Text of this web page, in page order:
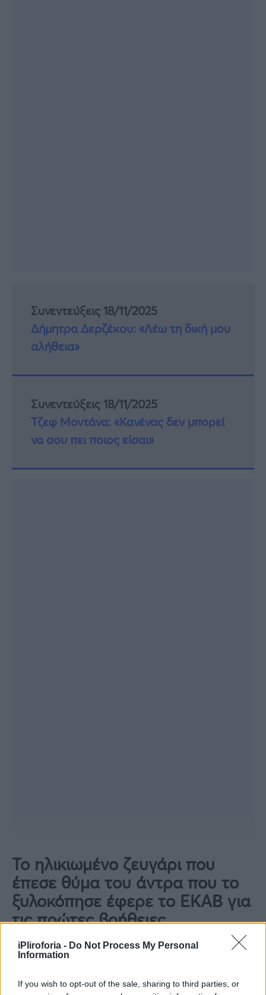
iPliroforia - Do Not Process My Personal
Information
If you wish to opt-out of the sale, sharing to third parties, or
Συνεντεύξεις 18/11/2025
Δήμητρα Δερζέκου: «Λέω τη δική μου
αλήθεια»
Συνεντεύξεις 18/11/2025
Τζεφ Μοντάνα: «Κανένας δεν μπορεί
να σου πει ποιος είσαι»
Το ηλικιωμένο ζευγάρι που
έπεσε θύμα του άντρα που το
ξυλοκόπησε έφερε το ΕΚΑΒ για
τις πρώτες βοήθειες
Στη συνέχεια έφυγε από το σπίτι, ενώ το
τους διασώστες να τους παραλαμβάνουν και